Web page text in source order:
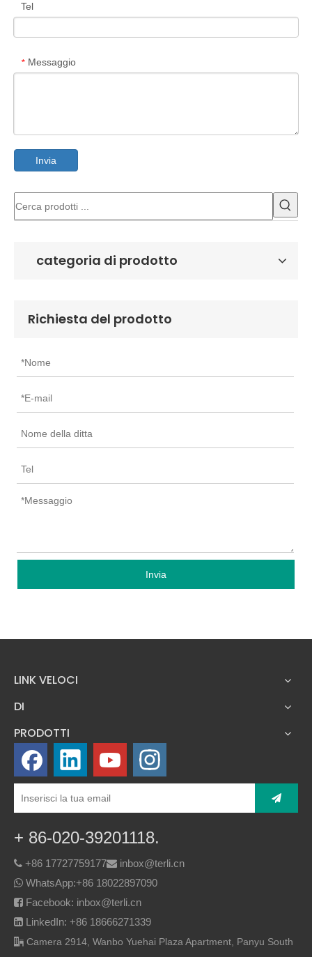
Tel
* Messaggio
Invia
categoria di prodotto
Richiesta del prodotto
Invia
LINK VELOCI
DI
PRODOTTI
+ 86-020-39201118.
 +86 17727759177 inbox@terli.cn
 WhatsApp:+86 18022897090
 Facebook: inbox@terli.cn
 LinkedIn: +86 18666271339
 Camera 2914, Wanbo Yuehai Plaza Apartment, Panyu South